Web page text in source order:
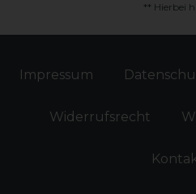
** Hierbei
Impressum
Widerrufs­recht